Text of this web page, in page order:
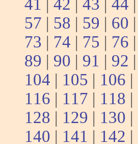
41 | 42 | 43 | 44 |
57 | 58 | 59 | 60 |
73 | 74 | 75 | 76 |
89 | 90 | 91 | 92 |
104 | 105 | 106 |
116 | 117 | 118 |
128 | 129 | 130 |
140 | 141 | 142 |